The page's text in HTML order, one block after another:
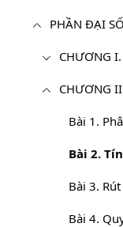
PHẦN ĐẠI
CHƯƠNG
Bài 1.
Bài 2.
Bài 3.
Bài 4.